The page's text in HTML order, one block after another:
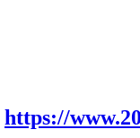
https://